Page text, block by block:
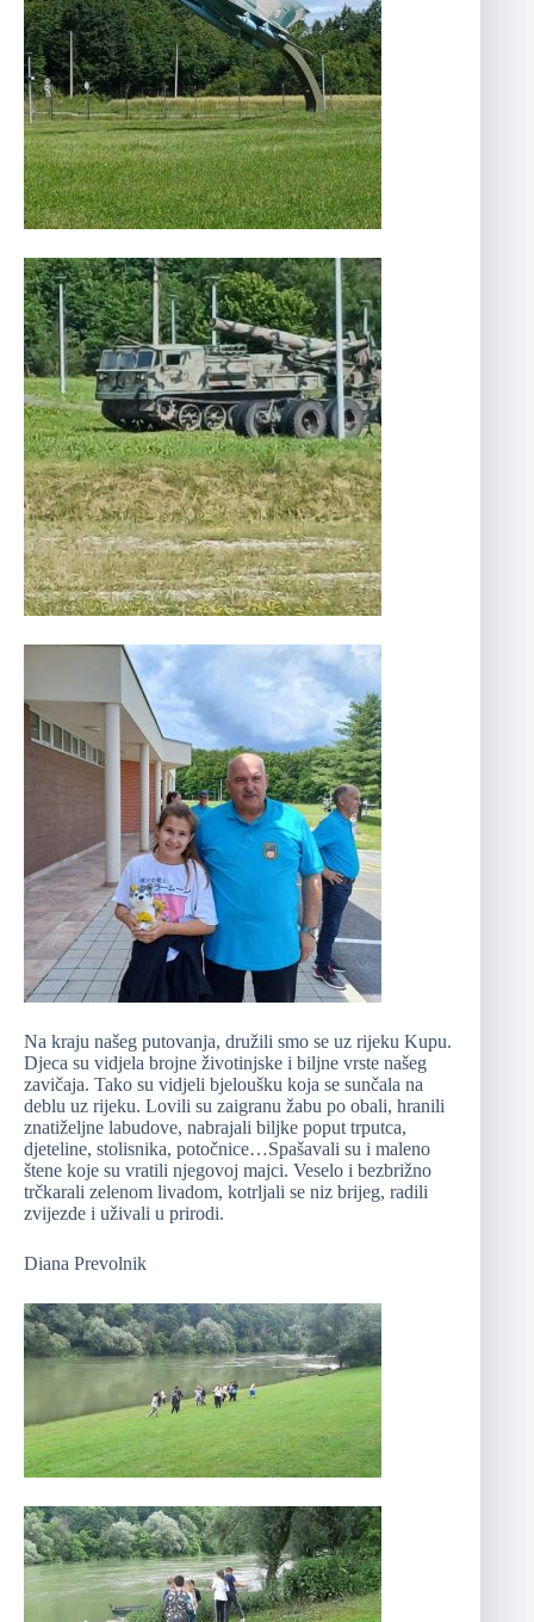
Na kraju našeg putovanja, družili smo se uz rijeku Kupu.
Djeca su vidjela brojne životinjske i biljne vrste našeg
zavičaja. Tako su vidjeli bjeloušku koja se sunčala na
deblu uz rijeku. Lovili su zaigranu žabu po obali, hranili
znatiželjne labudove, nabrajali biljke poput trputca,
djeteline, stolisnika, potočnice…Spašavali su i maleno
štene koje su vratili njegovoj majci. Veselo i bezbrižno
trčkarali zelenom livadom, kotrljali se niz brijeg, radili
zvijezde i uživali u prirodi.
Diana Prevolnik